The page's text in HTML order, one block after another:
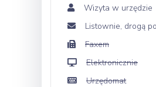
Wizyta w urzędzie
Listownie, drogą
Faxem
Elektronicznie
Urzędomat